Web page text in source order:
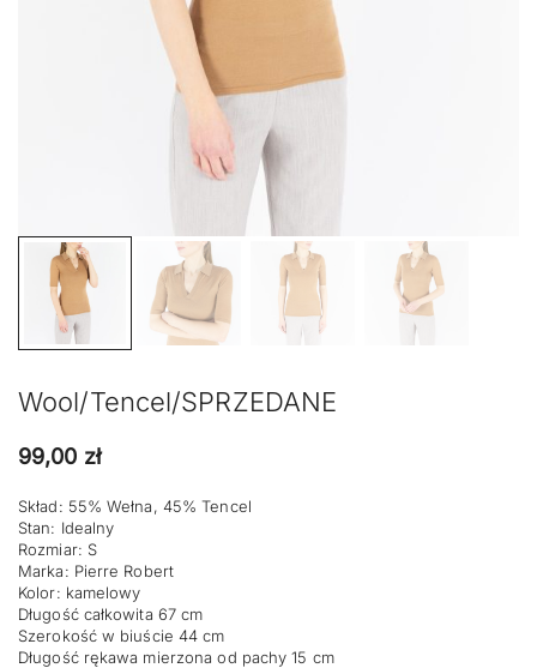
Wool/Tencel/SPRZEDANE
99,00 zł
Skład: 55% Wełna, 45% Tencel
Stan: Idealny
Rozmiar: S
Marka: Pierre Robert
Kolor: kamelowy
Długość całkowita 67 cm
Szerokość w biuście 44 cm
Długość rękawa mierzona od pachy 15 cm